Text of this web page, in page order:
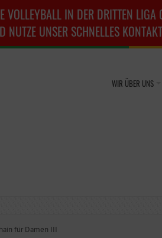
VOLLEYBALL IN DER DRITTEN
NUTZE UNSER SCHNELLES
WIR ÜBER UNS
für Damen III